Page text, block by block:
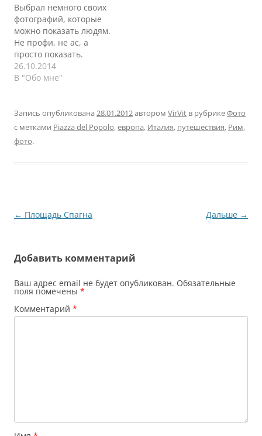
Выбрал немного своих
фотографий, которые
можно показать людям.
Не профи, не ас, а
просто показать.
https://500px.com/VirVit
26.10.2014
В "Обо мне"
Запись опубликована 28.01.2012автором VirVit в рубрикеФото
с метками Piazza del Popolo,европа, Италия, путешествия, Рим,
фото.
Навигация
← Площадь Спагна Дальше →
Добавить комментарий
Ваш адрес email не будет опубликован. Обязательные
поля помечены *
Комментарий *